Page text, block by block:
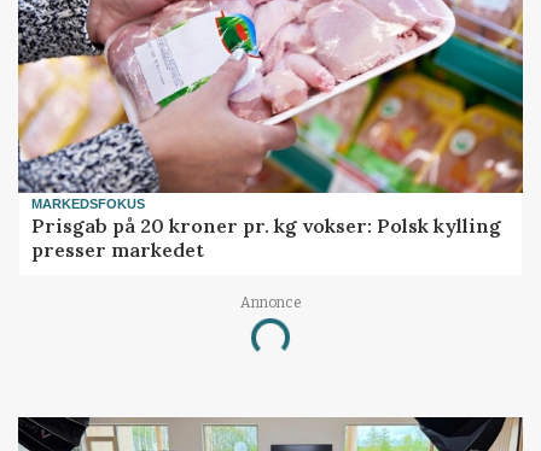
MARKEDSFOKUS
Prisgab på 20 kroner pr. kg vokser: Polsk kylling
presser markedet
Annonce
Loading...